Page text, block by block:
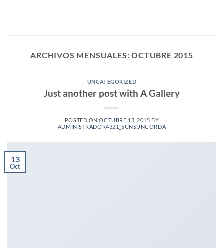
ARCHIVOS MENSUALES:OCTUBRE 2015
UNCATEGORIZED
Just another post with A Gallery
POSTED ONOCTUBRE 13, 2015 BY
ADMINISTRADOR4321_SUNSUNCORDA
13
Oct